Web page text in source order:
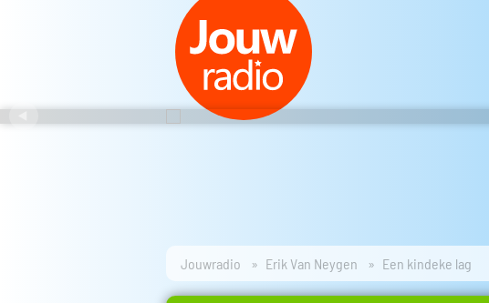
Jouwradio Erik Van Neygen Een kindeke lag